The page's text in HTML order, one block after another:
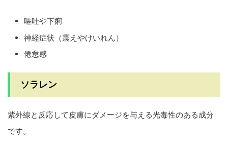
嘔吐や下痢
神経症状（震えやけいれん）
倦怠感
ソラレン
紫外線と反応して皮膚にダメージを与える光毒性のある成分
です。